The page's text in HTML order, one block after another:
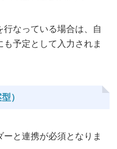
なっている場合は、自
予定として入力されま
）
と連携が必須となりま